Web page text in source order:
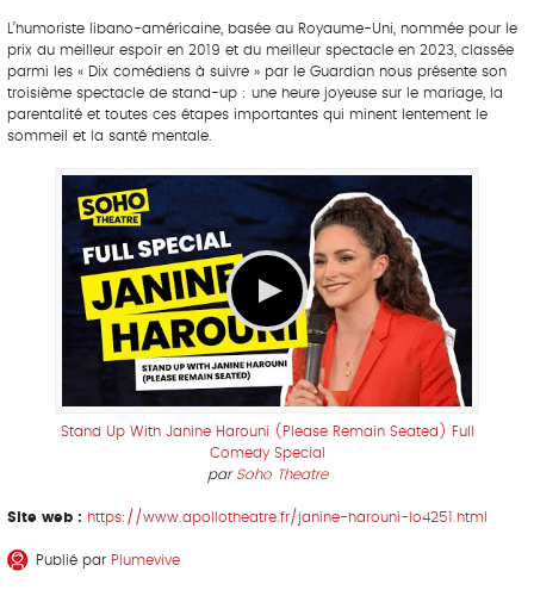
L’humoriste libano-américaine, basée au Royaume-Uni, nommée pour le
prix du meilleur espoir en 2019 et du meilleur spectacle en 2023, classée
parmi les « Dix comédiens à suivre » par le Guardian nous présente son
troisième spectacle de stand-up : une heure joyeuse sur le mariage, la
parentalité et toutes ces étapes importantes qui minent lentement le
sommeil et la santé mentale.
Stand Up With Janine Harouni (Please Remain Seated) Full
Comedy Special
par Soho Theatre
Site web : https://www.apollotheatre.fr/janine-harouni-lo4251.html
Publié par Plumevive